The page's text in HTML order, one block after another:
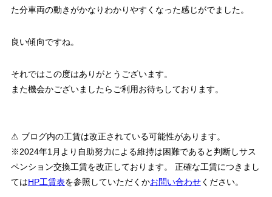
た分車両の動きがかなりわかりやすくなった感じがでました。
良い傾向ですね。
それではこの度はありがとうございます。
また機会かございましたらご利用お待ちしております。
⚠ ブログ内の工賃は改正されている可能性があります。
※2024年1月より自助努力による維持は困難であると判断しサス
ペンション交換工賃を改正しております。 正確な工賃につきまし
てはHP工賃表を参照していただくかお問い合わせください。